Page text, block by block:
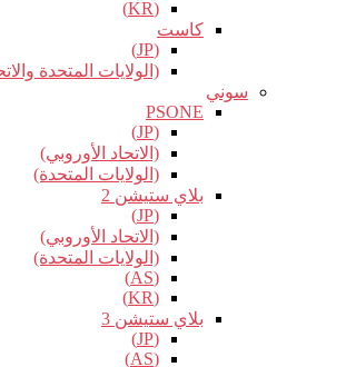
(KR)
كاست
(JP)
(الولايات المتحدة
سوني
PSONE
(JP)
(الاتحاد الأوروبي)
(الولايات المتحدة)
بلاي ستيشن 2
(JP)
(الاتحاد الأوروبي)
(الولايات المتحدة)
(AS)
(KR)
بلاي ستيشن 3
(JP)
(AS)